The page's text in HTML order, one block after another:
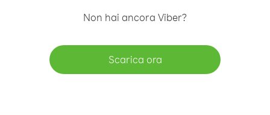
Non hai ancora Viber?
Scarica ora